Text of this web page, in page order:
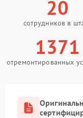
20
сотрудников в
1371
отремонтированных